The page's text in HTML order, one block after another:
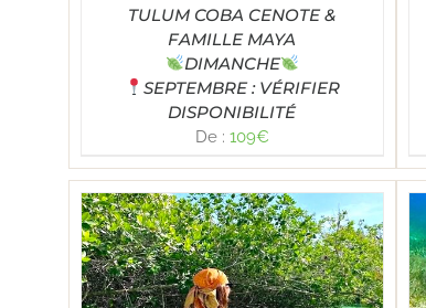
TULUM COBA CENOTE &
FAMILLE MAYA
DIMANCHE
SEPTEMBRE : VÉRIFIER
DISPONIBILITÉ
De : 109€